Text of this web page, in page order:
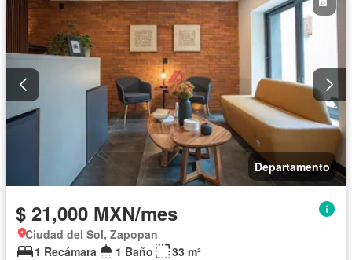
Departamento
$ 21,000 MXN/mes
Ciudad del Sol, Zapopan
1 Recámara
1 Baño
33 m²